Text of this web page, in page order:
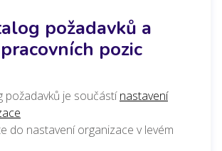
požadavků a
pozic
požadavků je součástínastavení
do nastavení organizace v levém